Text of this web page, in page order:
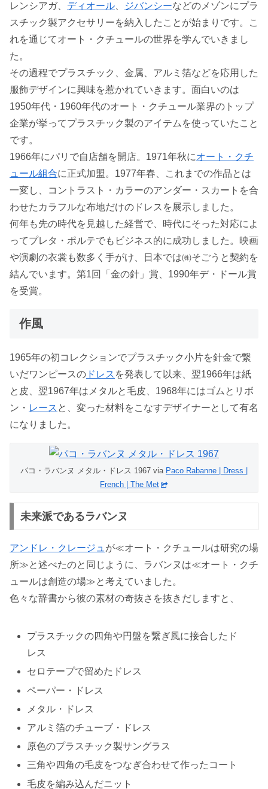
レンシアガ、 ディオール ジバンシーなどのメゾンにプラ
スチック製アクセサリーを納入したことが始まりです。こ
れを通じてオート・クチュールの世界を学んでいきまし
た。
その過程でプラスチック、金属、アルミ箔などを応用した
服飾デザインに興味を惹かれていきます。面白いのは
1950年代・1960年代のオート・クチュール業界のトップ
企業が挙ってプラスチック製のアイテムを使っていたこと
です。
1966年にパリで自店舗を開店。1971年秋にオート・クチ
ュール組合に正式加盟。1977年春、これまでの作品とは
一変し、コントラスト・カラーのアンダー・スカートを合
わせたカラフルな布地だけのドレスを展示しました。
何年も先の時代を見越した経営で、時代にそった対応によ
ってプレタ・ポルテでもビジネス的に成功しました。映画
や演劇の衣裳も数多く手がけ、日本では㈱そごうと契約を
結んでいます。第1回「金の針」賞、1990年デ・ドール賞
を受賞。
作風
1965年の初コレクションでプラスチック小片を針金で繋
いだワンピースの ドレス を発表して以来、翌1966年は紙
と皮、翌1967年はメタルと毛皮、1968年にはゴムとリボ
ン・ レース と、変った材料をこなすデザイナーとして有名
になりました。
パコ・ラバンヌ メタル・ドレス 1967 via Paco Rabanne | Dress |
French | The Met
未来派であるラバンヌ
アンドレ・クレージュ が≪オート・クチュールは研究の場
所≫と述べたのと同じように、ラバンヌは≪オート・クチ
ュールは創造の場≫と考えていました。
色々な辞書から彼の素材の奇抜さを抜きだしますと、
プラスチックの四角や円盤を繋ぎ風に接合したド
レス
セロテープで留めたドレス
ペーパー・ドレス
メタル・ドレス
アルミ箔のチューブ・ドレス
原色のプラスチック製サングラス
三角や四角の毛皮をつなぎ合わせて作ったコート
毛皮を編み込んだニット